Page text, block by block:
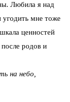
Любила я над
угодить мне тоже
ценностей
родов и
на небо,